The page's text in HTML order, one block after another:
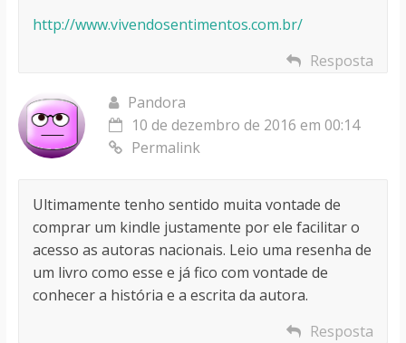
http://www.vivendosentimentos.com.br/
Resposta
Pandora
10 de dezembro de 2016 em 00:14
Permalink
Ultimamente tenho sentido muita vontade de
comprar um kindle justamente por ele facilitar o
acesso as autoras nacionais. Leio uma resenha de
um livro como esse e já fico com vontade de
conhecer a história e a escrita da autora.
Resposta